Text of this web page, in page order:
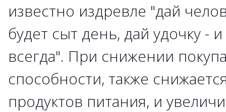
известно издревле "дай
будет сыт день, дай удочку -
всегда". При снижении
способности, также
продуктов питания, и